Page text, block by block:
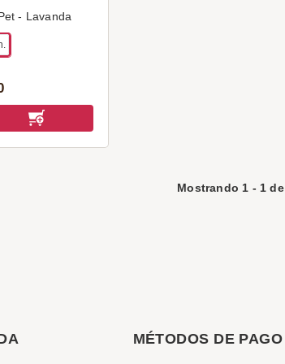
- Lavanda
Mostrando 1 - 1 de
MÉTODOS DE PAGO